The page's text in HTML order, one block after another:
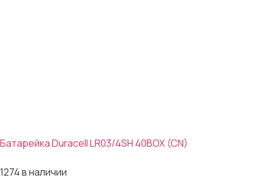
Батарейка Duracell LR03/4SH 40BOX (CN)
1274 в наличии